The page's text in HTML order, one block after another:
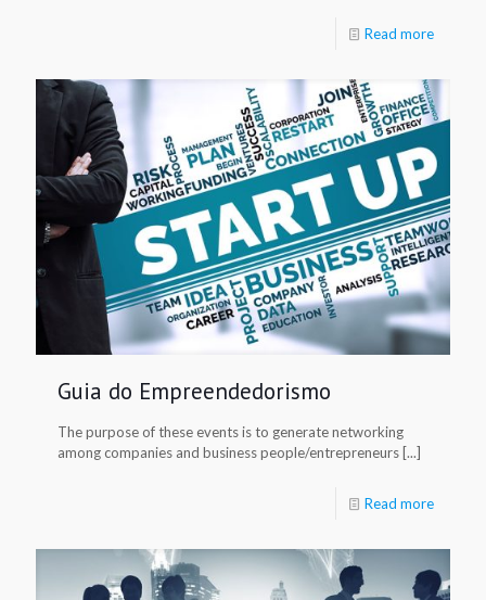
Read more
Guia do Empreendedorismo
The purpose of these events is to generate networking
among companies and business people/entrepreneurs [...]
Read more